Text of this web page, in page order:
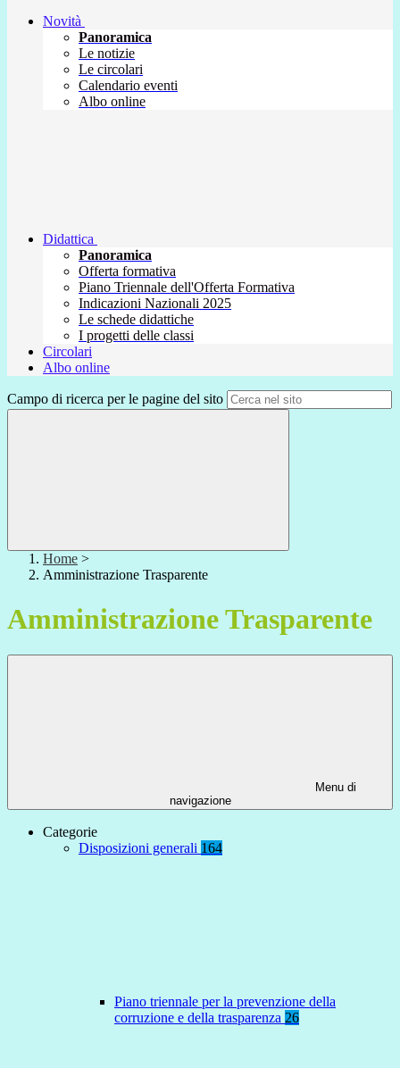
Novità
Panoramica
Le notizie
Le circolari
Calendario eventi
Albo online
Didattica
Panoramica
Offerta formativa
Piano Triennale dell'Offerta Formativa
Indicazioni Nazionali 2025
Le schede didattiche
I progetti delle classi
Circolari
Albo online
Campo di ricerca per le pagine del sito
Home >
Amministrazione Trasparente
Amministrazione Trasparente
Menu di
navigazione
Categorie
Disposizioni generali 164
Piano triennale per la prevenzione della
corruzione e della trasparenza 26